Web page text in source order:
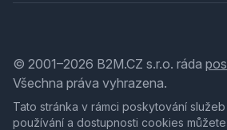
© 2001–2026 B2M.CZ s.r.o. ráda
Všechna práva vyhrazena.
Tato stránka v rámci poskytování
používání a dostupnosti cookies